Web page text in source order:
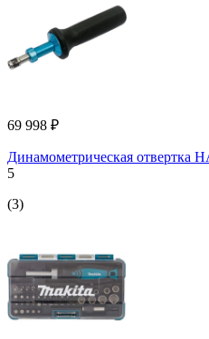
69 998 ₽
Динамометрическая отвертка
5
(3)